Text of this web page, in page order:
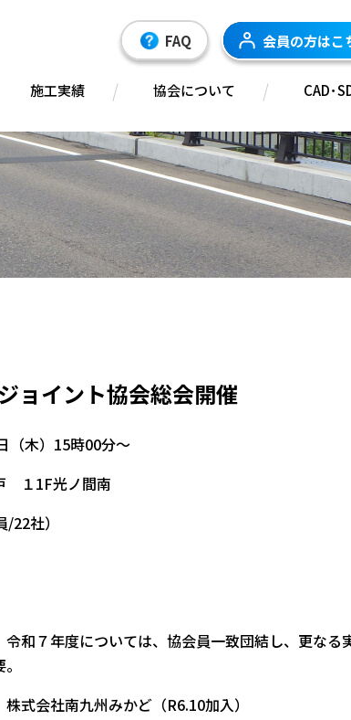
施工実績 協会について CAD･
FAQ 会員の方はこ
ョイント協会総会開催
木）15時00分～
１1F光ノ間南
22社）
和７年度については、協会員一致団結し、更なる
会社南九州みかど（R6.10加入）